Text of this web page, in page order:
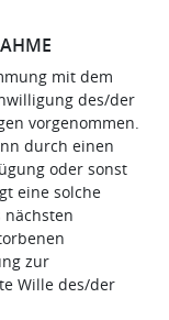
mit dem
des/der
vorgenommen.
durch einen
oder sonst
eine solche
nächsten
zur
Wille des/der